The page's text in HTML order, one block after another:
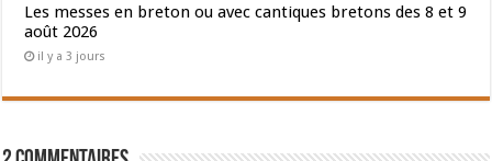
Les messes en breton ou avec cantiques bretons des 8 et 9
août 2026
il y a 3 jours